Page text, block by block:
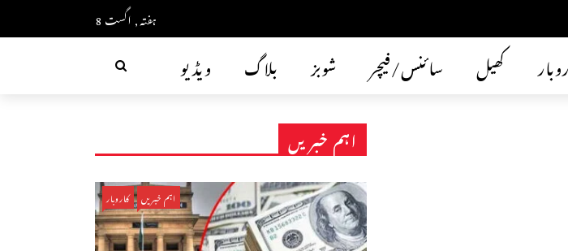
ہفتہ, اگست 8
ویڈیو بلاگ شوبز سائنس/فیچر کھیل
اہم خبریں
اہم خبریں کاروبار